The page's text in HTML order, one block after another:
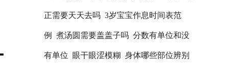
正需要天天去吗 3岁宝宝作息时间表范
例 煮汤圆需要盖盖子吗 分数有单位和没
有单位 眼干眼涩模糊 身体哪些部位辨别